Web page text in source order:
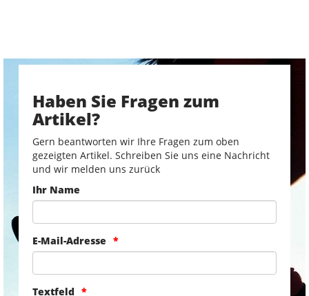
Haben Sie Fragen zum
Artikel?
Gern beantworten wir Ihre Fragen zum oben
gezeigten Artikel. Schreiben Sie uns eine Nachricht
und wir melden uns zurück
Ihr Name
E-Mail-Adresse
Textfeld